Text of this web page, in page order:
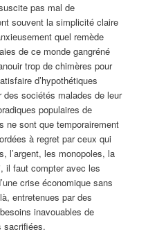
pas mal de
souvent la simplicité claire
quel remède
de ce monde gangréné
trop de chimères pour
d’hypothétiques
des sociétés malades de leur
populaires de
ne sont que temporairement
à regret par ceux qui
l’argent, les monopoles, la
il faut compter avec les
crise économique sans
entretenues par des
inavouables de
sacrifiées.